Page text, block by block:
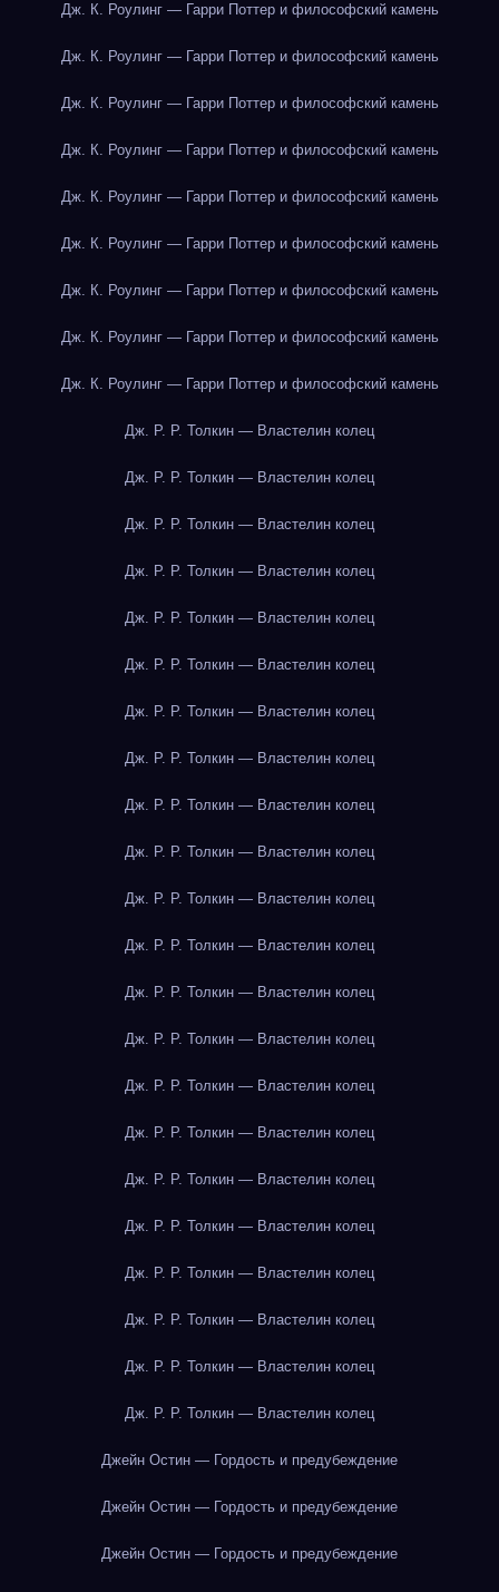
Дж. К. Роулинг — Гарри Поттер и философский камень
Дж. К. Роулинг — Гарри Поттер и философский камень
Дж. К. Роулинг — Гарри Поттер и философский камень
Дж. К. Роулинг — Гарри Поттер и философский камень
Дж. К. Роулинг — Гарри Поттер и философский камень
Дж. К. Роулинг — Гарри Поттер и философский камень
Дж. К. Роулинг — Гарри Поттер и философский камень
Дж. К. Роулинг — Гарри Поттер и философский камень
Дж. К. Роулинг — Гарри Поттер и философский камень
Дж. Р. Р. Толкин — Властелин колец
Дж. Р. Р. Толкин — Властелин колец
Дж. Р. Р. Толкин — Властелин колец
Дж. Р. Р. Толкин — Властелин колец
Дж. Р. Р. Толкин — Властелин колец
Дж. Р. Р. Толкин — Властелин колец
Дж. Р. Р. Толкин — Властелин колец
Дж. Р. Р. Толкин — Властелин колец
Дж. Р. Р. Толкин — Властелин колец
Дж. Р. Р. Толкин — Властелин колец
Дж. Р. Р. Толкин — Властелин колец
Дж. Р. Р. Толкин — Властелин колец
Дж. Р. Р. Толкин — Властелин колец
Дж. Р. Р. Толкин — Властелин колец
Дж. Р. Р. Толкин — Властелин колец
Дж. Р. Р. Толкин — Властелин колец
Дж. Р. Р. Толкин — Властелин колец
Дж. Р. Р. Толкин — Властелин колец
Дж. Р. Р. Толкин — Властелин колец
Дж. Р. Р. Толкин — Властелин колец
Дж. Р. Р. Толкин — Властелин колец
Дж. Р. Р. Толкин — Властелин колец
Джейн Остин — Гордость и предубеждение
Джейн Остин — Гордость и предубеждение
Джейн Остин — Гордость и предубеждение